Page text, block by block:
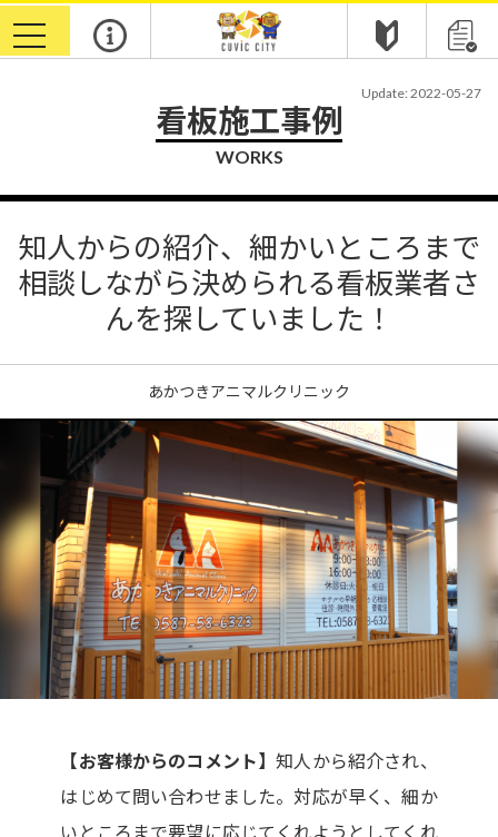
toggle
navigation
Update: 2022-05-27
看板施工事例
WORKS
知人からの紹介、細かいところまで
相談しながら決められる看板業者さ
んを探していました！
あかつきアニマルクリニック
【お客様からのコメント】知人から紹介され、
はじめて問い合わせました。対応が早く、細か
いところまで要望に応じてくれようとしてくれ